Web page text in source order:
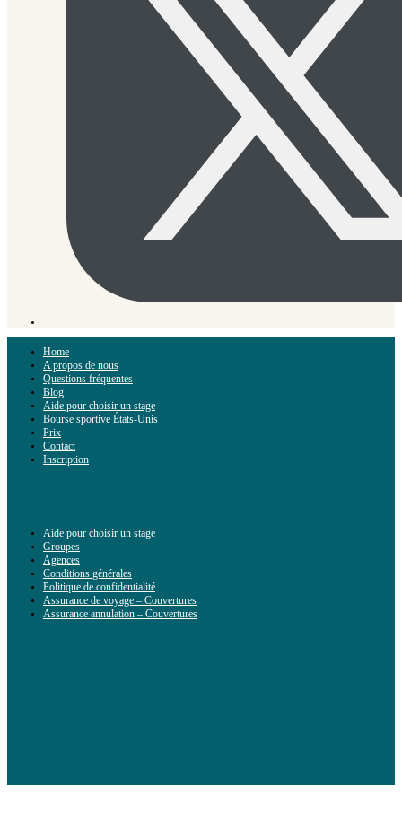
Home
A propos de nous
Questions fréquentes
Blog
Aide pour choisir un stage
Bourse sportive États-Unis
Prix
Contact
Inscription
Aide pour choisir un stage
Groupes
Agences
Conditions générales
Politique de confidentialité
Assurance de voyage – Couvertures
Assurance annulation – Couvertures